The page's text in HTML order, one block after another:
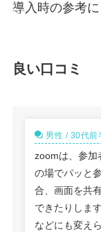
導入時の参考に
良い口コミ
男性 / 30代前
zoomは、参加
の場でパッと
合、画面を共
できたりしま
などにも変え